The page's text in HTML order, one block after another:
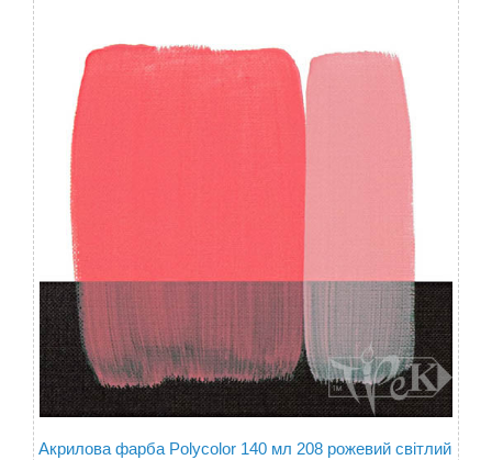
Акрилова фарба Polycolor 140 мл 208 рожевий світлий